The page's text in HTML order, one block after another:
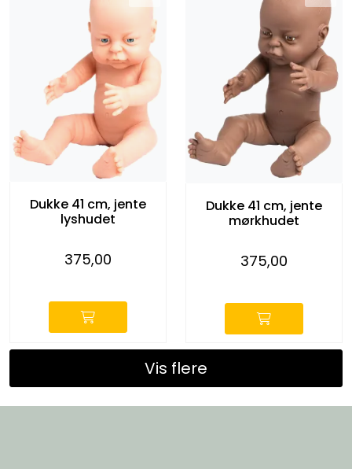
Dukke 41 cm, jente
lyshudet
375,00
Dukke 41 cm, jente
mørkhudet
375,00
Vis flere